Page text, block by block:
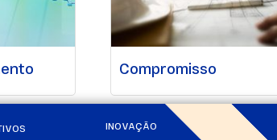
Compromisso
INOVAÇÃO